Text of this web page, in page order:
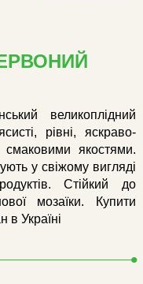
великоплідний
рівні, яскраво-
смаковими якостями.
у свіжому вигляді
Стійкий до
мозаїки. Купити
в Україні